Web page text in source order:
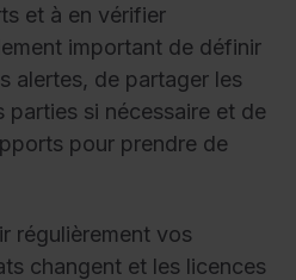
et à en vérifier
important de définir
alertes, de partager les
si nécessaire et de
pour prendre de
régulièrement vos
changent et les licences